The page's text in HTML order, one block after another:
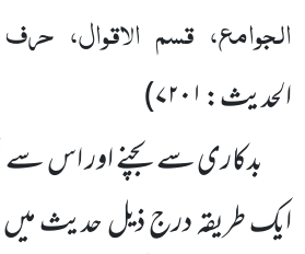
الجوامع، قسم الاقوال، حرف
الحدیث:۷۲۰۱)
بدکاری سے بچنے اور اس
ایک طریقہ درج ذیل حدیث میں